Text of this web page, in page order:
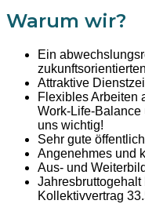
Warum wir?
Ein
Attraktive
Flexibles Arbeiten
Work-Life-
uns wichtig!
Sehr gute
Angenehmes und
Aus- und
Kollektivvertrag